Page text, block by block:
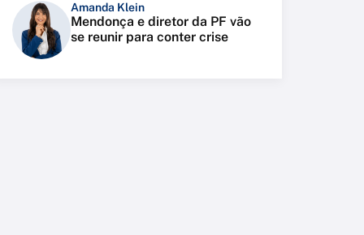
Amanda Klein
Mendonça e diretor da PF vão
se reunir para conter crise